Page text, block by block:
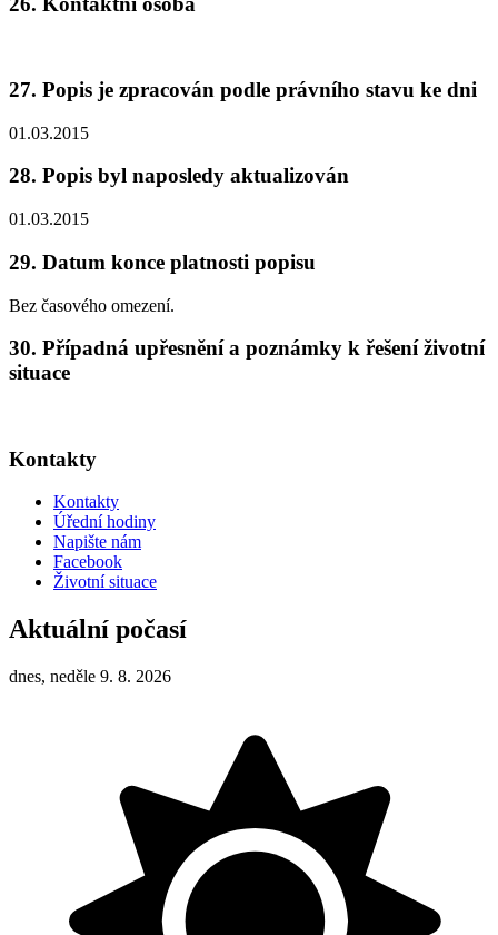
27. Popis je zpracován podle právního stavu ke dni
01.03.2015
28. Popis byl naposledy aktualizován
01.03.2015
29. Datum konce platnosti popisu
Bez časového omezení.
30. Případná upřesnění a poznámky k řešení životní
situace
Kontakty
Kontakty
Úřední hodiny
Napište nám
Facebook
Životní situace
Aktuální počasí
dnes, neděle 9. 8. 2026